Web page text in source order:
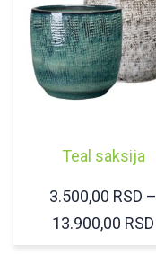
Teal saksija
3.500,00 RSD –
13.900,00 RSD